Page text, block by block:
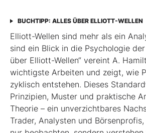
BUCHTIPP: ALLES ÜBER ELLIOTT-WELLEN
Elliott-Wellen sind mehr als ein
sind ein Blick in die Psychologie
über Elliott-Wellen“ vereint A.
wichtigste Arbeiten und zeigt, wie
zyklisch entstehen. Dieses
Prinzipien, Muster und praktische
Theorie – ein unverzichtbares
Trader, Analysten und